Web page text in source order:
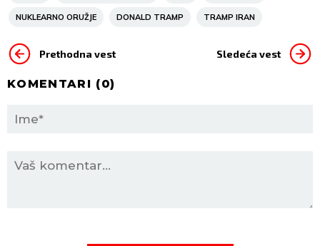
NUKLEARNO ORUŽJE DONALD TRAMP TRAMP IRAN
Prethodna vest Sledeća vest
KOMENTARI (0)